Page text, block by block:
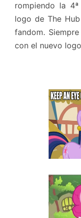
rompiendo la
logo de The
fandom.
con el nuevo